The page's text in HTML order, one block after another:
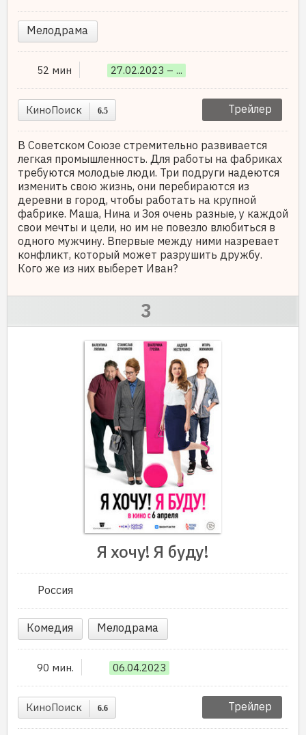
Мелодрама
52 мин 27.02.2023 – ...
КиноПоиск 6.5 Трейлер
В Советском Союзе стремительно развивается
легкая промышленность. Для работы на фабриках
требуются молодые люди. Три подруги надеются
изменить свою жизнь, они перебираются из
деревни в город, чтобы работать на крупной
фабрике. Маша, Нина и Зоя очень разные, у каждой
свои мечты и цели, но им не повезло влюбиться в
одного мужчину. Впервые между ними назревает
конфликт, который может разрушить дружбу.
Кого же из них выберет Иван?
Я хочу! Я буду!
Россия
Комедия Мелодрама
90 мин. 06.04.2023
КиноПоиск 6.6 Трейлер